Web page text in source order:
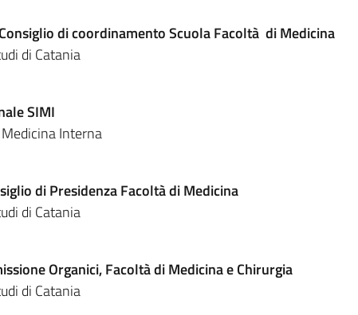
di coordinamento Scuola Facoltà di Medicina
di Catania
SIMI
Interna
di Presidenza Facoltà di Medicina
di Catania
Organici, Facoltà di Medicina e Chirurgia
di Catania